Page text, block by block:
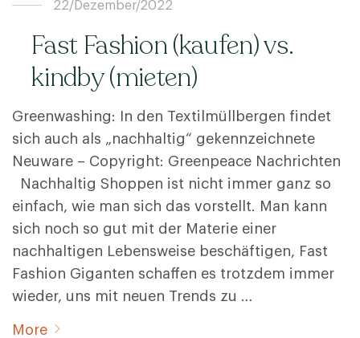
22/Dezember/2022
Fast Fashion (kaufen) vs.
kindby (mieten)
Greenwashing: In den Textilmüllbergen findet
sich auch als „nachhaltig“ gekennzeichnete
Neuware – Copyright: Greenpeace Nachrichten
Nachhaltig Shoppen ist nicht immer ganz so
einfach, wie man sich das vorstellt. Man kann
sich noch so gut mit der Materie einer
nachhaltigen Lebensweise beschäftigen, Fast
Fashion Giganten schaffen es trotzdem immer
wieder, uns mit neuen Trends zu …
More